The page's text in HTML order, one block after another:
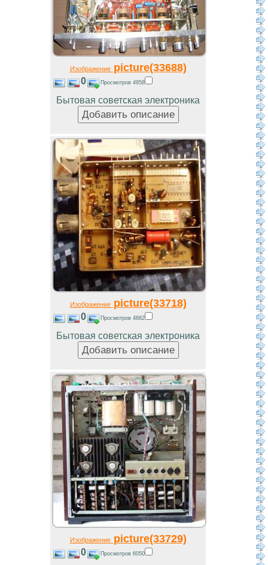
Изображениеpicture(33688)
0 Просмотров 4958
Бытовая советская электроника
Изображениеpicture(33718)
0 Просмотров 4882
Бытовая советская электроника
Изображениеpicture(33729)
0 Просмотров 6050